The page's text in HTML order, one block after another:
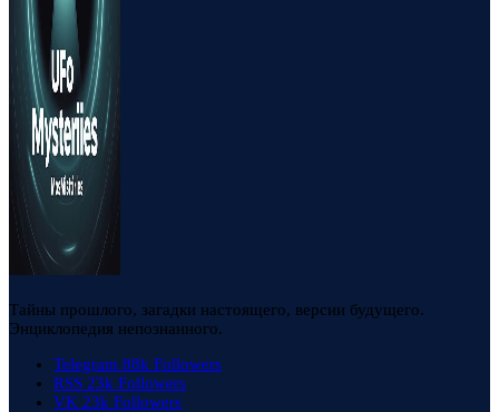
Тайны прошлого, загадки настоящего, версии будущего.
Энциклопедия непознанного.
Telegram 88k Followers
RSS 23k Followers
VK 23k Followers